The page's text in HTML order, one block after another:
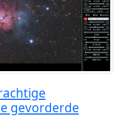
gevorderde